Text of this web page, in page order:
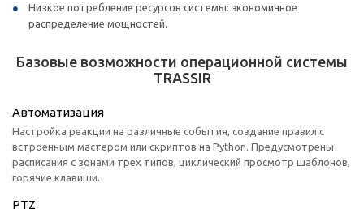
Низкое потребление ресурсов системы: экономичное
распределение мощностей.
Базовые возможности операционной системы
TRASSIR
Автоматизация
Настройка реакции на различные события, создание правил с
встроенным мастером или скриптов на Python. Предусмотрены
расписания с зонами трех типов, циклический просмотр шаблонов,
горячие клавиши.
PTZ